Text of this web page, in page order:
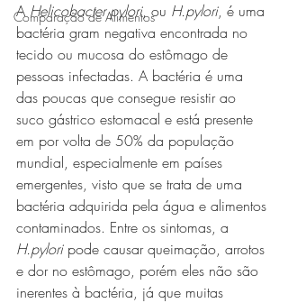
Comparação de Alimentos
A Helicobacter pylori, ou H.pylori, é uma
bactéria gram negativa encontrada no
tecido ou mucosa do estômago de
pessoas infectadas. A bactéria é uma
das poucas que consegue resistir ao
suco gástrico estomacal e está presente
em por volta de 50% da população
mundial, especialmente em países
emergentes, visto que se trata de uma
bactéria adquirida pela água e alimentos
contaminados. Entre os sintomas, a
H.pylori pode causar queimação, arrotos
e dor no estômago, porém eles não são
inerentes à bactéria, já que muitas